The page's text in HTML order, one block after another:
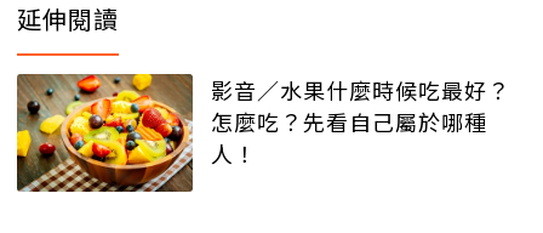
延伸閱讀
影音／水果什麼時候吃最好？
怎麼吃？先看自己屬於哪種
人！